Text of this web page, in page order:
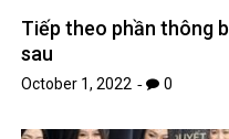
Tiếp theo phần thông
sau
October 1, 2022 0